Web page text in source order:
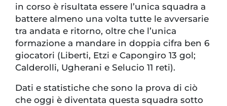
in corso è risultata essere l’unica squadra a
battere almeno una volta tutte le avversarie
tra andata e ritorno, oltre che l’unica
formazione a mandare in doppia cifra ben 6
giocatori (Liberti, Etzi e Capongiro 13 gol;
Calderolli, Ugherani e Selucio 11 reti).
Dati e statistiche che sono la prova di ciò
che oggi è diventata questa squadra sotto